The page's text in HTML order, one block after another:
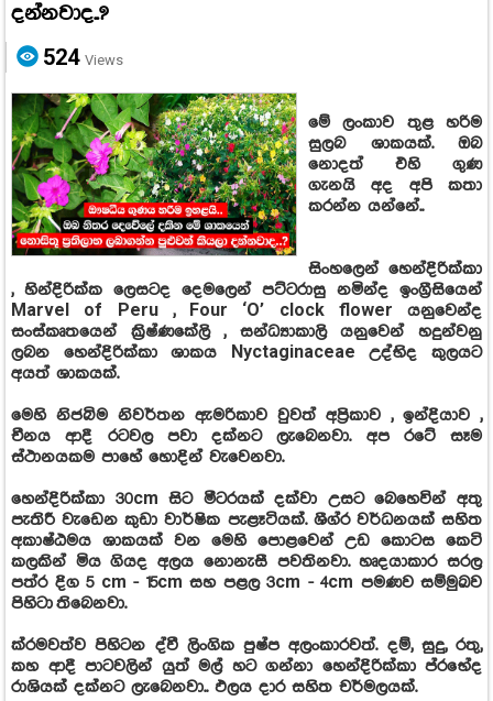
දන්නවාද..?
524 Views
මේ ලංකාව තුළ හරිම
සුලබ ශාකයක්. ඔබ
නොදත් එහි ගුණ
ගැනයි අද අපි කතා
කරන්න යන්නේ..
සිංහලෙන් හෙන්දිරික්කා
, හින්දිරික්ක ලෙසටද දෙමලෙන් පට්ටරාසු නමින්ද ඉංග්‍රීසියෙන්
Marvel of Peru , Four ‘O’ clock flower යනුවෙන්ද
සංස්කෘතයෙන් ක්‍රිෂ්ණකේලි , සන්ධ්‍යාකාලි යනුවෙන් හදුන්වනු
ලබන හෙන්දිරික්කා ශාකය Nyctaginaceae උද්භිද කුලයට
අයත් ශාකයක්.
මෙහි නිජබිම නිවර්තන ඇමරිකාව වුවත් අප්‍රිකාව , ඉන්දියාව ,
චීනය ආදී රටවල පවා දක්නට ලැබෙනවා. අප රටේ සෑම
ස්ථානයකම පාහේ හොදින් වැවෙනවා.
හෙන්දිරික්කා 30cm සිට මීටරයක් දක්වා උසට බෙහෙවින් අතු
පැතිරී වැඩෙන කුඩා වාර්ෂික පැළෑටියක්. ශීග්ර වර්ධනයක් සහිත
අකාෂ්ඨමය ශාකයක් වන මෙහි පොළවෙන් උඩ කොටස කෙටි
කලකින් මිය ගියද අලය නොනැසී පවතිනවා. හෘදයාකාර සරල
පත්ර දිග 5 cm - 15cm සහ පළල 3cm - 4cm පමණව සම්මුඛව
පිහිටාතිබෙනවා.
ක්රමවත්ව පිහිටන ද්වී ලිංගික පුෂ්ප අලංකාරවත්. දම්, සුදු, රතු,
කහ ආදී පාටවලින් යුත් මල් හට ගන්නා හෙන්දිරික්කා ප්රභේද
රාශියක් දක්නට ලැබෙනවා.. ඵලය දාර සහිත චර්මලයක්.